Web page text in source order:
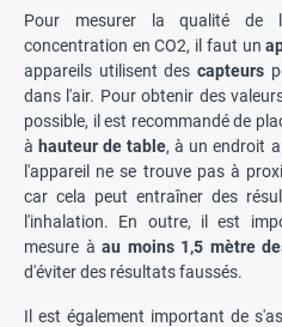
Pour mesurer la qualité de
concentration en CO2, il faut un
appareils utilisent des capteurs
dans l'air. Pour obtenir des
possible, il est recommandé de
à hauteur de table, à un endroit
l'appareil ne se trouve pas à
car cela peut entraîner des
l'inhalation. En outre, il est
mesure àau moins 1,5 mètre
d'éviter des résultats faussés.
Il est également important de